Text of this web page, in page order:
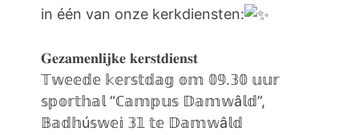
in één van onze kerkdiensten:
𝐆𝐞𝐳𝐚𝐦𝐞𝐧𝐥𝐢𝐣𝐤𝐞 𝐤𝐞𝐫𝐬𝐭𝐝𝐢𝐞𝐧𝐬𝐭
𝕋𝕨𝕖𝕖𝕕𝕖 𝕜𝕖𝕣𝕤𝕥𝕕𝕒𝕘 𝕠𝕞 𝟘𝟡.𝟛𝟘 𝕦𝕦𝕣
𝕤𝕡𝕠𝕣𝕥𝕙𝕒𝕝 “ℂ𝕒𝕞𝕡𝕦𝕤 𝔻𝕒𝕞𝕨â𝕝𝕕”,
𝔹𝕒𝕕𝕙ú𝕤𝕨𝕖𝕚 𝟛𝟙 𝕥𝕖 𝔻𝕒𝕞𝕨â𝕝𝕕